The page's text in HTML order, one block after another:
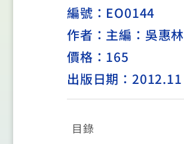
編號：EO0144
作者：主編：吳惠林
價格：165
出版日期：2012.11
目錄